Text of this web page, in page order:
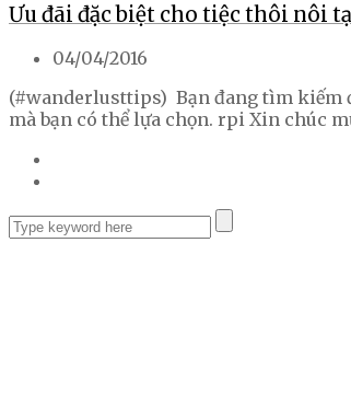
Ưu đãi đặc biệt cho tiệc thôi nôi
04/04/2016
(#wanderlusttips) Bạn đang tìm kiếm
mà bạn có thể lựa chọn. rpi Xin chúc